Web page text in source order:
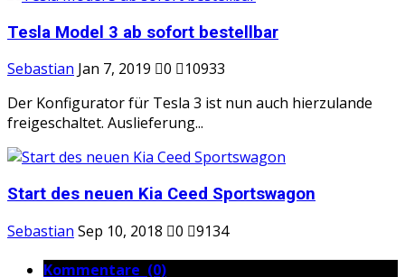
Tesla Model 3 ab sofort bestellbar
Sebastian Jan 7, 2019 0
10933
Der Konfigurator für Tesla 3 ist nun auch hierzulande
freigeschaltet. Auslieferung...
Start des neuen Kia Ceed Sportswagon
Sebastian Sep 10, 2018 0
9134
Kommentare (0)